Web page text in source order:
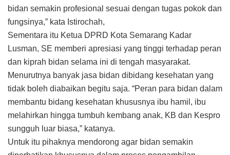
bidan semakin profesional sesuai dengan tugas pokok dan
fungsinya,” kata Istirochah,
Sementara itu Ketua DPRD Kota Semarang Kadar
Lusman, SE memberi apresiasi yang tinggi terhadap peran
dan kiprah bidan selama ini di tengah masyarakat.
Menurutnya banyak jasa bidan dibidang kesehatan yang
tidak boleh diabaikan begitu saja. “Peran para bidan dalam
membantu bidang kesehatan khususnya ibu hamil, ibu
melahirkan hingga tumbuh kembang anak, KB dan Kespro
sungguh luar biasa,” katanya.
Untuk itu pihaknya mendorong agar bidan semakin